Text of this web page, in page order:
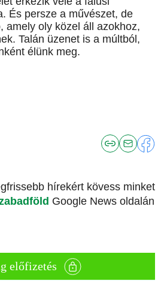
És persze a művészet, de
amely oly közel áll azokhoz,
Talán üzenet is a múltból,
élünk meg.
hírekért kövess minket
Google News oldalán
előfizetés